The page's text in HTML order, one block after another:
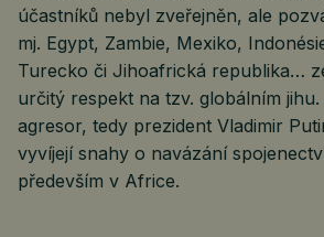
účastníků nebyl zveřejněn, ale
mj. Egypt, Zambie, Mexiko,
Turecko či Jihoafrická republika…
určitý respekt na tzv. globálním
agresor, tedy prezident Vladimir
vyvíjejí snahy o navázání
především v Africe.